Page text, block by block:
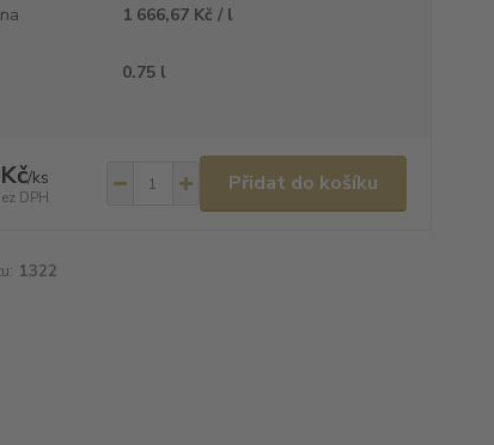
1 666,67 Kč / l
0.75 l
/ks
DPH
Přidat do košíku
1322